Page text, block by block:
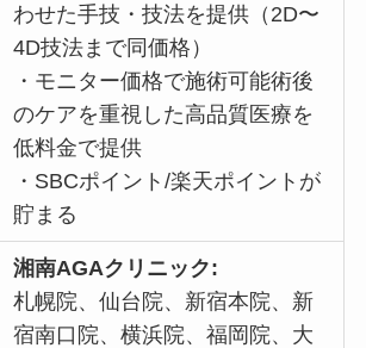
わせた手技・技法を提供（2D〜
4D技法まで同価格）
・ モニター価格で施術可能術後
のケアを重視した高品質医療を
低料金で提供
・ SBCポイント/楽天ポイントが
貯まる
湘南AGAクリニック:
札幌院、仙台院、新宿本院、新
宿南口院、横浜院、福岡院、大